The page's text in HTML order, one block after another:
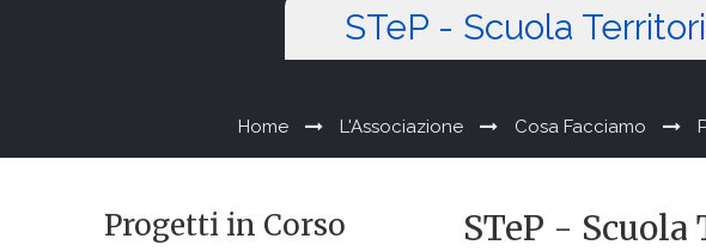
STeP - Scuola
Home L'Associazione Cosa Facciamo
Progetti in Corso STeP -